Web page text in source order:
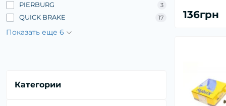
PIERBURG 3
QUICK BRAKE 17
Показать еще 6
Категории
136грн